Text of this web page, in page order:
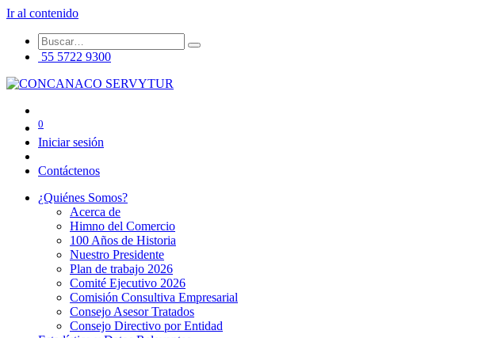
Ir al contenido
55 5722 9300
0
Iniciar sesión
Contáctenos
¿Quiénes Somos?
Acerca de
Himno del Comercio
100 Años de Historia
Nuestro Presidente
Plan de trabajo 2026
Comité Ejecutivo 2026
Comisión Consultiva Empresarial
Consejo Asesor Tratados
Consejo Directivo por Entidad